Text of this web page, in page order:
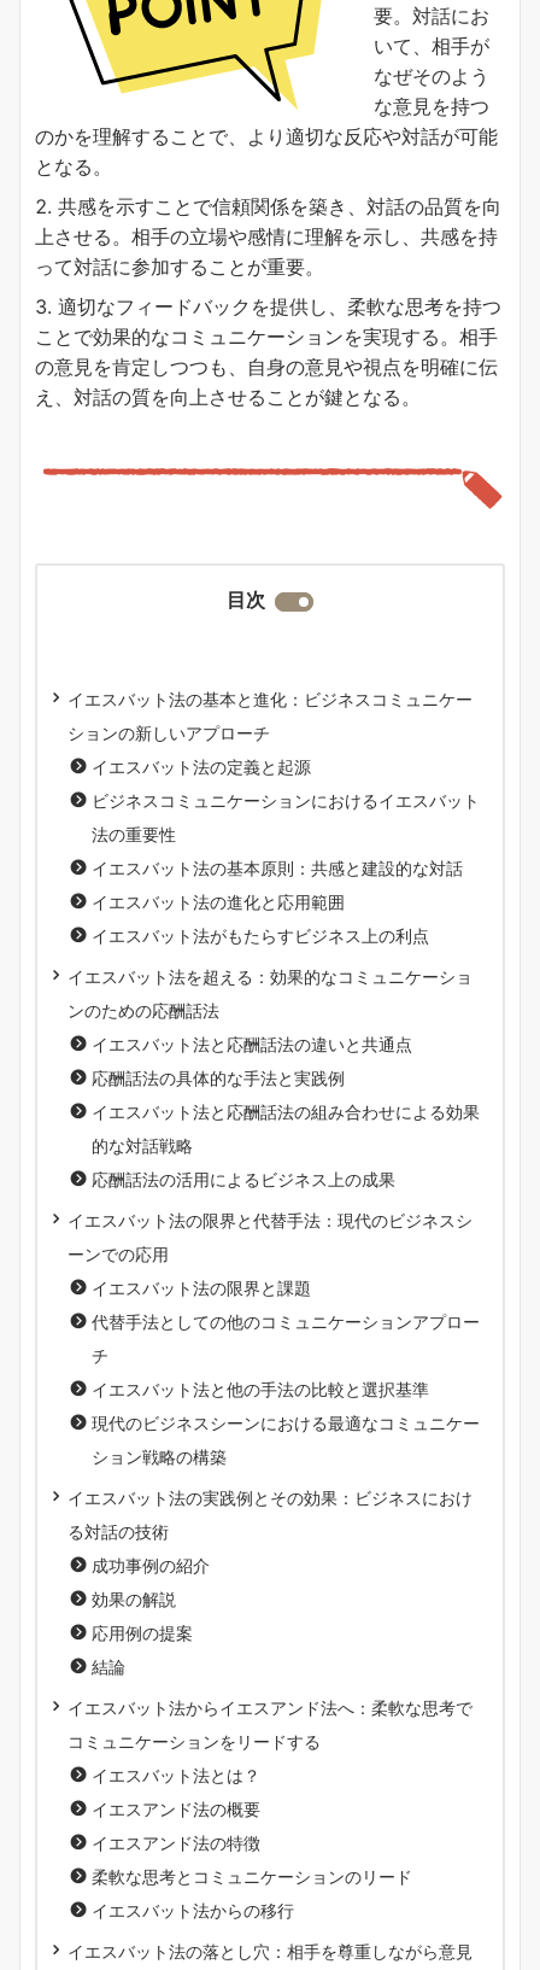
要。対話にお
いて、相手が
なぜそのよう
な意見を持つ
のかを理解することで、より適切な反応や対話が可能
となる。
共感を示すことで信頼関係を築き、対話の品質を向
上させる。相手の立場や感情に理解を示し、共感を持
って対話に参加することが重要。
適切なフィードバックを提供し、柔軟な思考を持つ
ことで効果的なコミュニケーションを実現する。相手
の意見を肯定しつつも、自身の意見や視点を明確に伝
え、対話の質を向上させることが鍵となる。
目次
イエスバット法の基本と進化：ビジネスコミュニケー
ションの新しいアプローチ
イエスバット法の定義と起源
ビジネスコミュニケーションにおけるイエスバット
法の重要性
イエスバット法の基本原則：共感と建設的な対話
イエスバット法の進化と応用範囲
イエスバット法がもたらすビジネス上の利点
イエスバット法を超える：効果的なコミュニケーショ
ンのための応酬話法
イエスバット法と応酬話法の違いと共通点
応酬話法の具体的な手法と実践例
イエスバット法と応酬話法の組み合わせによる効果
的な対話戦略
応酬話法の活用によるビジネス上の成果
イエスバット法の限界と代替手法：現代のビジネスシ
ーンでの応用
イエスバット法の限界と課題
代替手法としての他のコミュニケーションアプロー
チ
イエスバット法と他の手法の比較と選択基準
現代のビジネスシーンにおける最適なコミュニケー
ション戦略の構築
イエスバット法の実践例とその効果：ビジネスにおけ
る対話の技術
成功事例の紹介
効果の解説
応用例の提案
結論
イエスバット法からイエスアンド法へ：柔軟な思考で
コミュニケーションをリードする
イエスバット法とは？
イエスアンド法の概要
イエスアンド法の特徴
柔軟な思考とコミュニケーションのリード
イエスバット法からの移行
イエスバット法の落とし穴：相手を尊重しながら意見